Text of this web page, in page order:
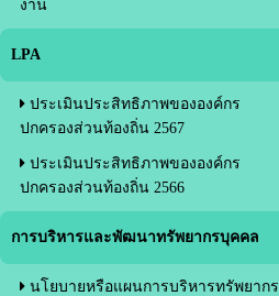
งาน
LPA
ประเมินประสิทธิภาพขององค์กร
ปกครองส่วนท้องถิ่น 2567
ประเมินประสิทธิภาพขององค์กร
ปกครองส่วนท้องถิ่น 2566
การบริหารและพัฒนาทรัพยากรบุคคล
นโยบายหรือแผนการบริหารทรัพยากร